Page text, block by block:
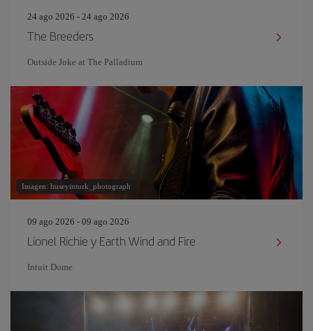
24 ago 2026 - 24 ago 2026
The Breeders
Outside Joke at The Palladium
Imagen: huseyinturk_photograph
09 ago 2026 - 09 ago 2026
Lionel Richie y Earth Wind and Fire
Intuit Dome